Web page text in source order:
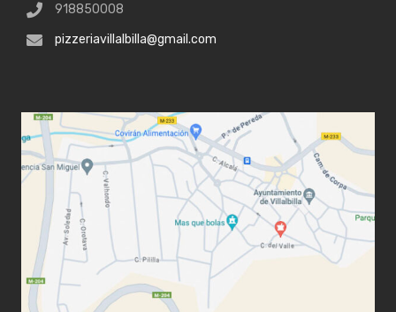
918850008
pizzeriavillalbilla@gmail.com